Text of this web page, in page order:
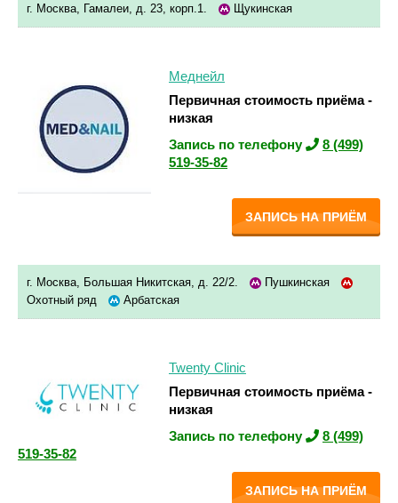
г. Москва, Гамалеи, д. 23, корп.1. Щукинская
Меднейл
Первичная стоимость приёма -
низкая
Запись по телефону
8 (499)
519-35-82
ЗАПИСЬ НА ПРИЁМ
г. Москва, Большая Никитская, д. 22/2.
Пушкинская
Охотный ряд
Арбатская
Twenty Clinic
Первичная стоимость приёма -
низкая
Запись по телефону
8 (499)
519-35-82
ЗАПИСЬ НА ПРИЁМ